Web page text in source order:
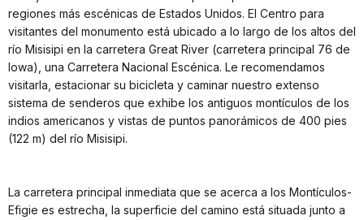
regiones más escénicas de Estados Unidos. El Centro para
visitantes del monumento está ubicado a lo largo de los altos del
río Misisipi en la carretera Great River (carretera principal 76 de
Iowa), una Carretera Nacional Escénica. Le recomendamos
visitarla, estacionar su bicicleta y caminar nuestro extenso
sistema de senderos que exhibe los antiguos montículos de los
indios americanos y vistas de puntos panorámicos de 400 pies
(122 m) del río Misisipi.
La carretera principal inmediata que se acerca a los Montículos-
Efigie es estrecha, la superficie del camino está situada junto a